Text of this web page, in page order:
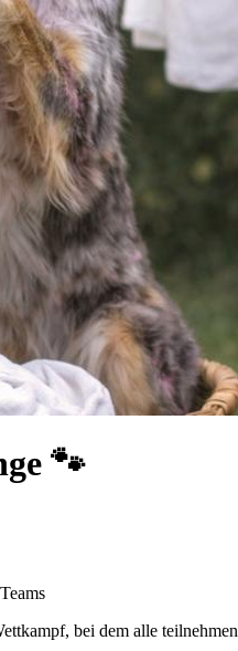
🐾
bei dem alle